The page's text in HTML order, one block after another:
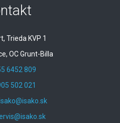
Trieda KVP 1
OC Grunt-Billa
6452 809
502 021